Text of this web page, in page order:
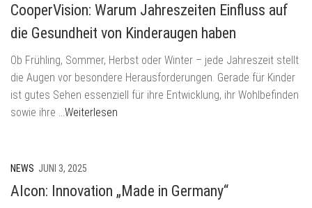
CooperVision: Warum Jahreszeiten Einfluss auf
die Gesundheit von Kinderaugen haben
Ob Frühling, Sommer, Herbst oder Winter – jede Jahreszeit stellt
die Augen vor besondere Herausforderungen. Gerade für Kinder
ist gutes Sehen essenziell für ihre Entwicklung, ihr Wohlbefinden
sowie ihre …Weiterlesen
NEWS JUNI 3, 2025
Alcon: Innovation „Made in Germany“